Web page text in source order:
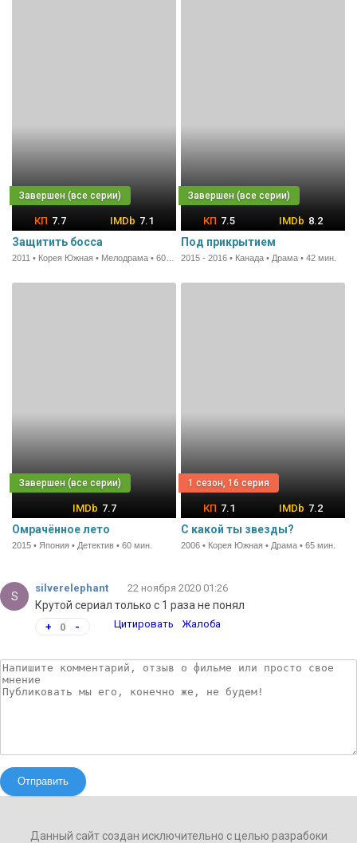
7.7 7.1
Защитить босса
2011 • Корея Южная • Мелодрама • 60 мин.
7.5 8.2
Под прикрытием
2015 - 2016 • Канада • Драма • 42 мин.
7.7
Омрачённое лето
2015 • Япония • Детектив • 60 мин.
1 сезон, 16 серия
7.1 7.2
С какой ты звезды?
2006 • Корея Южная • Драма • 65 мин.
S
silverelephant 22 ноября 2020 01:26
Крутой сериал только с 1 раза не понял
+ 0 - Цитировать Жалоба
Отправить
Данный сайт создан исключительно с целью разрабоки